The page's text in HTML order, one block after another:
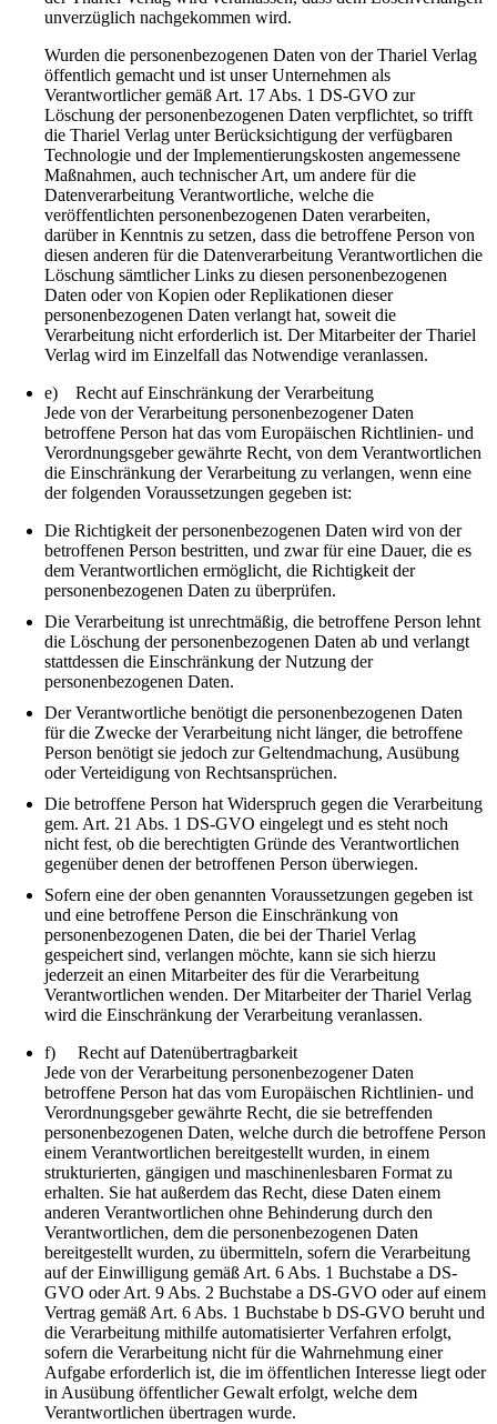
unverzüglich nachgekommen wird.
Wurden die personenbezogenen Daten von der Thariel Verlag
öffentlich gemacht und ist unser Unternehmen als
Verantwortlicher gemäß Art. 17 Abs. 1 DS-GVO zur
Löschung der personenbezogenen Daten verpflichtet, so trifft
die Thariel Verlag unter Berücksichtigung der verfügbaren
Technologie und der Implementierungskosten angemessene
Maßnahmen, auch technischer Art, um andere für die
Datenverarbeitung Verantwortliche, welche die
veröffentlichten personenbezogenen Daten verarbeiten,
darüber in Kenntnis zu setzen, dass die betroffene Person von
diesen anderen für die Datenverarbeitung Verantwortlichen die
Löschung sämtlicher Links zu diesen personenbezogenen
Daten oder von Kopien oder Replikationen dieser
personenbezogenen Daten verlangt hat, soweit die
Verarbeitung nicht erforderlich ist. Der Mitarbeiter der Thariel
Verlag wird im Einzelfall das Notwendige veranlassen.
e) Recht auf Einschränkung der Verarbeitung
Jede von der Verarbeitung personenbezogener Daten
betroffene Person hat das vom Europäischen Richtlinien- und
Verordnungsgeber gewährte Recht, von dem Verantwortlichen
die Einschränkung der Verarbeitung zu verlangen, wenn eine
der folgenden Voraussetzungen gegeben ist:
Die Richtigkeit der personenbezogenen Daten wird von der
betroffenen Person bestritten, und zwar für eine Dauer, die es
dem Verantwortlichen ermöglicht, die Richtigkeit der
personenbezogenen Daten zu überprüfen.
Die Verarbeitung ist unrechtmäßig, die betroffene Person lehnt
die Löschung der personenbezogenen Daten ab und verlangt
stattdessen die Einschränkung der Nutzung der
personenbezogenen Daten.
Der Verantwortliche benötigt die personenbezogenen Daten
für die Zwecke der Verarbeitung nicht länger, die betroffene
Person benötigt sie jedoch zur Geltendmachung, Ausübung
oder Verteidigung von Rechtsansprüchen.
Die betroffene Person hat Widerspruch gegen die Verarbeitung
gem. Art. 21 Abs. 1 DS-GVO eingelegt und es steht noch
nicht fest, ob die berechtigten Gründe des Verantwortlichen
gegenüber denen der betroffenen Person überwiegen.
Sofern eine der oben genannten Voraussetzungen gegeben ist
und eine betroffene Person die Einschränkung von
personenbezogenen Daten, die bei der Thariel Verlag
gespeichert sind, verlangen möchte, kann sie sich hierzu
jederzeit an einen Mitarbeiter des für die Verarbeitung
Verantwortlichen wenden. Der Mitarbeiter der Thariel Verlag
wird die Einschränkung der Verarbeitung veranlassen.
f) Recht auf Datenübertragbarkeit
Jede von der Verarbeitung personenbezogener Daten
betroffene Person hat das vom Europäischen Richtlinien- und
Verordnungsgeber gewährte Recht, die sie betreffenden
personenbezogenen Daten, welche durch die betroffene Person
einem Verantwortlichen bereitgestellt wurden, in einem
strukturierten, gängigen und maschinenlesbaren Format zu
erhalten. Sie hat außerdem das Recht, diese Daten einem
anderen Verantwortlichen ohne Behinderung durch den
Verantwortlichen, dem die personenbezogenen Daten
bereitgestellt wurden, zu übermitteln, sofern die Verarbeitung
auf der Einwilligung gemäß Art. 6 Abs. 1 Buchstabe a DS-
GVO oder Art. 9 Abs. 2 Buchstabe a DS-GVO oder auf einem
Vertrag gemäß Art. 6 Abs. 1 Buchstabe b DS-GVO beruht und
die Verarbeitung mithilfe automatisierter Verfahren erfolgt,
sofern die Verarbeitung nicht für die Wahrnehmung einer
Aufgabe erforderlich ist, die im öffentlichen Interesse liegt oder
in Ausübung öffentlicher Gewalt erfolgt, welche dem
Verantwortlichen übertragen wurde.